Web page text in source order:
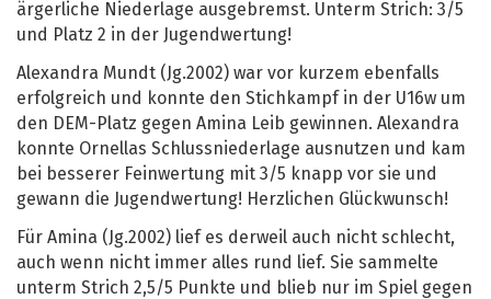
ärgerliche Niederlage ausgebremst. Unterm Strich: 3/5
und Platz 2 in der Jugendwertung!
Alexandra Mundt (Jg.2002) war vor kurzem ebenfalls
erfolgreich und konnte den Stichkampf in der U16w um
den DEM-Platz gegen Amina Leib gewinnen. Alexandra
konnte Ornellas Schlussniederlage ausnutzen und kam
bei besserer Feinwertung mit 3/5 knapp vor sie und
gewann die Jugendwertung! Herzlichen Glückwunsch!
Für Amina (Jg.2002) lief es derweil auch nicht schlecht,
auch wenn nicht immer alles rund lief. Sie sammelte
unterm Strich 2,5/5 Punkte und blieb nur im Spiel gegen